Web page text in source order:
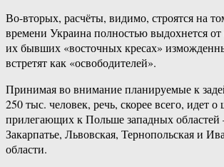
Во-вторых, расчёты, видимо, строятся на
времени Украина полностью выдохнется
их бывших «восточных кресах»
встретят как «освободителей».
Принимая во внимание планируемые к
250 тыс. человек, речь, скорее всего, идет
прилегающих к Польше западных
Закарпатье, Львовская, Тернопольская и
области.